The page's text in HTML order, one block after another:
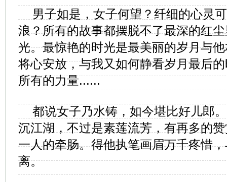
男子如是，女子何望？纤细的心灵
浪？所有的故事都摆脱不了最深的红
光。最惊艳的时光是最美丽的岁月与
将心安放，与我又如何静看岁月最后
所有的力量......
都说女子乃水铸，如今堪比好儿郎
沉江湖，不过是素莲流芳，有再多的
一人的牵肠。得他执笔画眉万千疼惜
离。